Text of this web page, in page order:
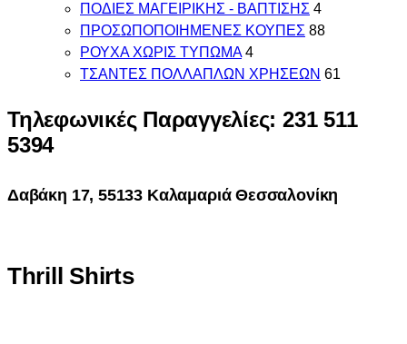
ΠΟΔΙΕΣ ΜΑΓΕΙΡΙΚΗΣ - ΒΑΠΤΙΣΗΣ 4
ΠΡΟΣΩΠΟΠΟΙΗΜΕΝΕΣ ΚΟΥΠΕΣ 88
ΡΟΥΧΑ ΧΩΡΙΣ ΤΥΠΩΜΑ 4
ΤΣΑΝΤΕΣ ΠΟΛΛΑΠΛΩΝ ΧΡΗΣΕΩΝ 61
Τηλεφωνικές Παραγγελίες: 231 511
5394
Δαβάκη 17, 55133 Καλαμαριά Θεσσαλονίκη
Thrill Shirts